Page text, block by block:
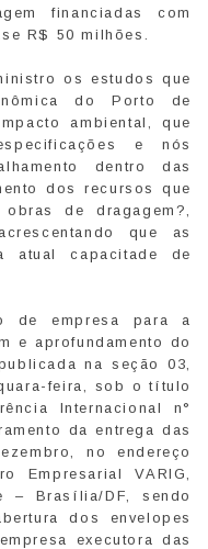
financiadas com
R$ 50 milhões.
os estudos que
do Porto de
ambiental, que
e nós
dentro das
dos recursos que
de dragagem?,
que as
atual capacitade de
de empresa para a
e aprofundamento do
na seção 03,
feira, sob o título
Internacional n°
da entrega das
no endereço
Empresarial VARIG,
– Brasília/DF, sendo
dos envelopes
executora das